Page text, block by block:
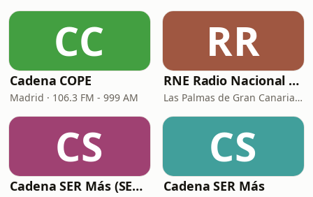
CC
Cadena COPE
Madrid · 106.3 FM - 999 AM
RR
RNE Radio Nacional - Canarias
Las Palmas de Gran Canaria · 92.8 FM
CS
Cadena SER Más (SER+ Sevilla)
CS
Cadena SER Más